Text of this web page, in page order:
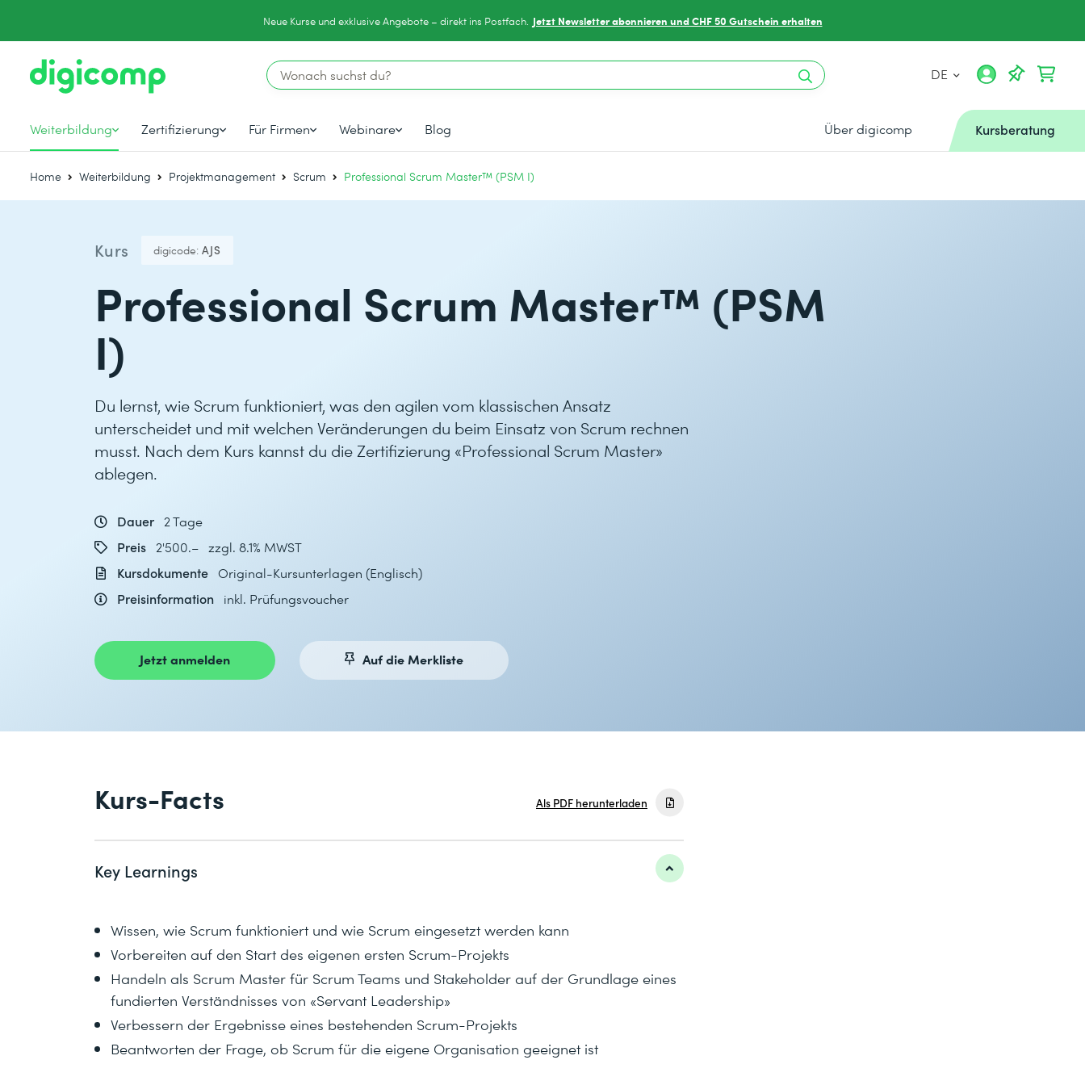
Neue Kurse und exklusive Angebote – direkt ins Postfach. Jetzt Newsletter abonnieren und CHF 50 Gutschein erhalten
DE
Weiterbildung Zertifizierung Für Firmen Webinare Blog Über digicomp Kursberatung
Home Weiterbildung Projektmanagement Scrum Professional Scrum Master™ (PSM I)
Kurs digicode: AJS
Professional Scrum Master™ (PSM
I)
Du lernst, wie Scrum funktioniert, was den agilen vom klassischen Ansatz
unterscheidet und mit welchen Veränderungen du beim Einsatz von Scrum rechnen
musst. Nach dem Kurs kannst du die Zertifizierung «Professional Scrum Master»
ablegen.
Dauer
2 Tage
Preis
2'500.– zzgl. 8.1% MWST
Kursdokumente Original-Kursunterlagen (Englisch)
Preisinformation
inkl. Prüfungsvoucher
Jetzt anmelden Auf die Merkliste
Kurs-Facts Als PDF herunterladen
Key Learnings
Wissen, wie Scrum funktioniert und wie Scrum eingesetzt werden kann
Vorbereiten auf den Start des eigenen ersten Scrum-Projekts
Handeln als Scrum Master für Scrum Teams und Stakeholder auf der Grundlage eines
fundierten Verständnisses von «Servant Leadership»
Verbessern der Ergebnisse eines bestehenden Scrum-Projekts
Beantworten der Frage, ob Scrum für die eigene Organisation geeignet ist